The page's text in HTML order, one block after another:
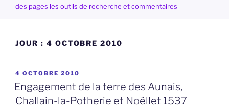
des pages les outils de recherche et commentaires
JOUR : 4 OCTOBRE 2010
PUBLIÉ
LE
4 OCTOBRE 2010
Engagement de la terre des Aunais,
Challain-la-Potherie et Noëllet 1537